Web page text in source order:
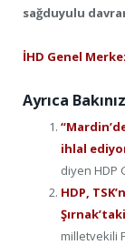
sağduyulu
İHD Genel
Ayrıca
ihlal
diyen HDP
HDP,
milletvekili